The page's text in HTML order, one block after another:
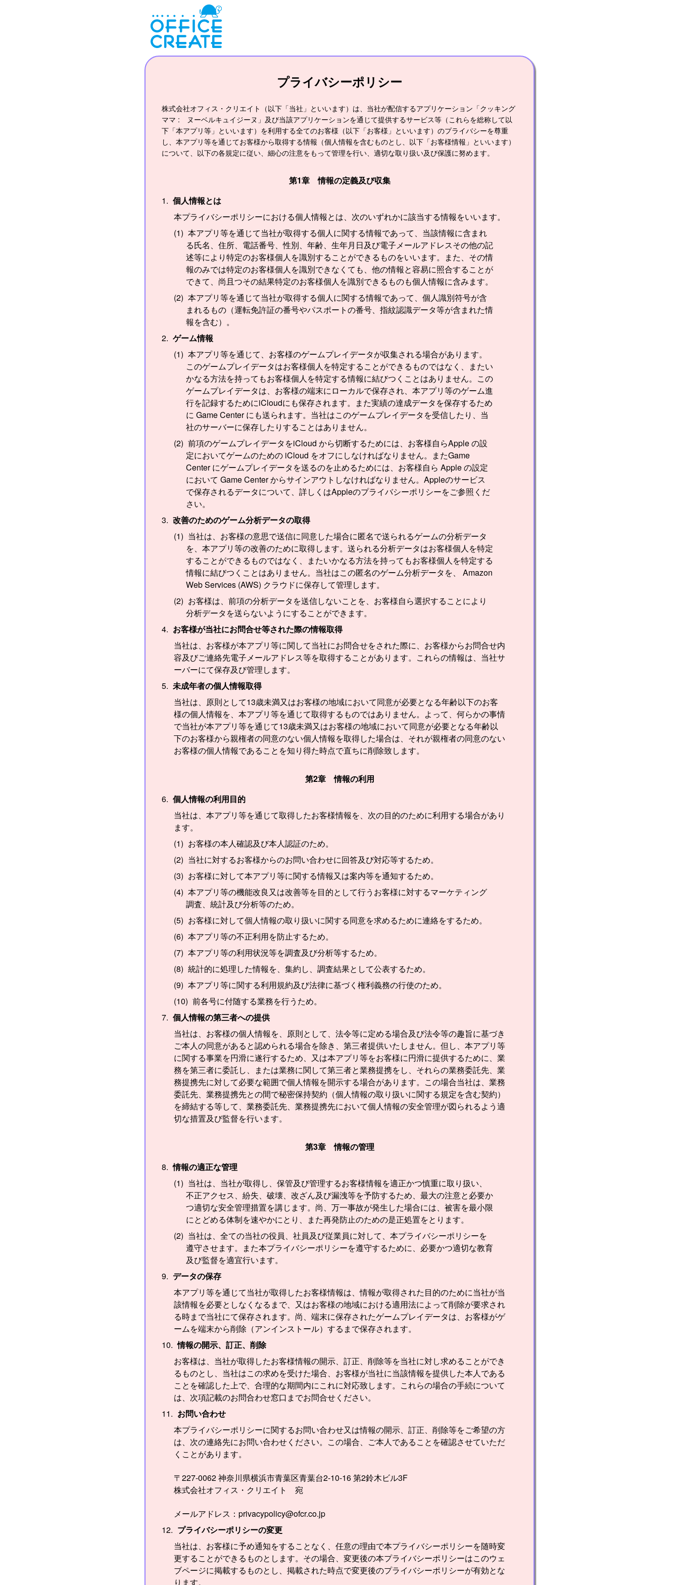
プライバシーポリシー
株式会社オフィス・クリエイト（以下「当社」といいます）は、当社が配信するアプリケーション「クッキング
ママ : ヌーベルキュイジーヌ」及び当該アプリケーションを通じて提供するサービス等（これらを総称して以
下「本アプリ等」といいます）を利用する全てのお客様（以下「お客様」といいます）のプライバシーを尊重
し、本アプリ等を通じてお客様から取得する情報（個人情報を含むものとし、以下「お客様情報」といいます）
について、以下の各規定に従い、細心の注意をもって管理を行い、適切な取り扱い及び保護に努めます。
第1章 情報の定義及び収集
個人情報とは
本プライバシーポリシーにおける個人情報とは、次のいずれかに該当する情報をいいます。
本アプリ等を通じて当社が取得する個人に関する情報であって、当該情報に含まれ
る氏名、住所、電話番号、性別、年齢、生年月日及び電子メールアドレスその他の記
述等により特定のお客様個人を識別することができるものをいいます。また、その情
報のみでは特定のお客様個人を識別できなくても、他の情報と容易に照合することが
できて、尚且つその結果特定のお客様個人を識別できるものも個人情報に含みます。
本アプリ等を通じて当社が取得する個人に関する情報であって、個人識別符号が含
まれるもの（運転免許証の番号やパスポートの番号、指紋認識データ等が含まれた情
報を含む）。
ゲーム情報
本アプリ等を通じて、お客様のゲームプレイデータが収集される場合があります。
このゲームプレイデータはお客様個人を特定することができるものではなく、またい
かなる方法を持ってもお客様個人を特定する情報に結びつくことはありません。この
ゲームプレイデータは、お客様の端末にローカルで保存され、本アプリ等のゲーム進
行を記録するためにiCloudにも保存されます。また実績の達成データを保存するため
に Game Center にも送られます。当社はこのゲームプレイデータを受信したり、当
社のサーバーに保存したりすることはありません。
前項のゲームプレイデータをiCloud から切断するためには、お客様自らApple の設
定においてゲームのための iCloud をオフにしなければなりません。またGame
Center にゲームプレイデータを送るのを止めるためには、お客様自ら Apple の設定
において Game Center からサインアウトしなければなりません。Appleのサービス
で保存されるデータについて、詳しくはAppleのプライバシーポリシーをご参照くだ
さい。
改善のためのゲーム分析データの取得
当社は、お客様の意思で送信に同意した場合に匿名で送られるゲームの分析データ
を、本アプリ等の改善のために取得します。送られる分析データはお客様個人を特定
することができるものではなく、またいかなる方法を持ってもお客様個人を特定する
情報に結びつくことはありません。当社はこの匿名のゲーム分析データを、 Amazon
Web Services (AWS) クラウドに保存して管理します。
お客様は、前項の分析データを送信しないことを、お客様自ら選択することにより
分析データを送らないようにすることができます。
お客様が当社にお問合せ等された際の情報取得
当社は、お客様が本アプリ等に関して当社にお問合せをされた際に、お客様からお問合せ内
容及びご連絡先電子メールアドレス等を取得することがあります。これらの情報は、当社サ
ーバーにて保存及び管理します。
未成年者の個人情報取得
当社は、原則として13歳未満又はお客様の地域において同意が必要となる年齢以下のお客
様の個人情報を、本アプリ等を通じて取得するものではありません。よって、何らかの事情
で当社が本アプリ等を通じて13歳未満又はお客様の地域において同意が必要となる年齢以
下のお客様から親権者の同意のない個人情報を取得した場合は、それが親権者の同意のない
お客様の個人情報であることを知り得た時点で直ちに削除致します。
第2章 情報の利用
個人情報の利用目的
当社は、本アプリ等を通じて取得したお客様情報を、次の目的のために利用する場合があり
ます。
お客様の本人確認及び本人認証のため。
当社に対するお客様からのお問い合わせに回答及び対応等するため。
お客様に対して本アプリ等に関する情報又は案内等を通知するため。
本アプリ等の機能改良又は改善等を目的として行うお客様に対するマーケティング
調査、統計及び分析等のため。
お客様に対して個人情報の取り扱いに関する同意を求めるために連絡をするため。
本アプリ等の不正利用を防止するため。
本アプリ等の利用状況等を調査及び分析等するため。
統計的に処理した情報を、集約し、調査結果として公表するため。
本アプリ等に関する利用規約及び法律に基づく権利義務の行使のため。
前各号に付随する業務を行うため。
個人情報の第三者への提供
当社は、お客様の個人情報を、原則として、法令等に定める場合及び法令等の趣旨に基づき
ご本人の同意があると認められる場合を除き、第三者提供いたしません。但し、本アプリ等
に関する事業を円滑に遂行するため、又は本アプリ等をお客様に円滑に提供するために、業
務を第三者に委託し、または業務に関して第三者と業務提携をし、それらの業務委託先、業
務提携先に対して必要な範囲で個人情報を開示する場合があります。この場合当社は、業務
委託先、業務提携先との間で秘密保持契約（個人情報の取り扱いに関する規定を含む契約）
を締結する等して、業務委託先、業務提携先において個人情報の安全管理が図られるよう適
切な措置及び監督を行います。
第3章 情報の管理
情報の適正な管理
当社は、当社が取得し、保管及び管理するお客様情報を適正かつ慎重に取り扱い、
不正アクセス、紛失、破壊、改ざん及び漏洩等を予防するため、最大の注意と必要か
つ適切な安全管理措置を講じます。尚、万一事故が発生した場合には、被害を最小限
にとどめる体制を速やかにとり、また再発防止のための是正処置をとります。
当社は、全ての当社の役員、社員及び従業員に対して、本プライバシーポリシーを
遵守させます。また本プライバシーポリシーを遵守するために、必要かつ適切な教育
及び監督を適宜行います。
データの保存
本アプリ等を通じて当社が取得したお客様情報は、情報が取得された目的のために当社が当
該情報を必要としなくなるまで、又はお客様の地域における適用法によって削除が要求され
る時まで当社にて保存されます。尚、端末に保存されたゲームプレイデータは、お客様がゲ
ームを端末から削除（アンインストール）するまで保存されます。
情報の開示、訂正、削除
お客様は、当社が取得したお客様情報の開示、訂正、削除等を当社に対し求めることができ
るものとし、当社はこの求めを受けた場合、お客様が当社に当該情報を提供した本人である
ことを確認した上で、合理的な期間内にこれに対応致します。これらの場合の手続について
は、次項記載のお問合わせ窓口までお問合せください。
お問い合わせ
本プライバシーポリシーに関するお問い合わせ又は情報の開示、訂正、削除等をご希望の方
は、次の連絡先にお問い合わせください。この場合、ご本人であることを確認させていただ
くことがあります。
〒227-0062 神奈川県横浜市青葉区青葉台2-10-16 第2鈴木ビル3F
株式会社オフィス・クリエイト 宛
メールアドレス：privacypolicy@ofcr.co.jp
プライバシーポリシーの変更
当社は、お客様に予め通知をすることなく、任意の理由で本プライバシーポリシーを随時変
更することができるものとします。その場合、変更後の本プライバシーポリシーはこのウェ
ブページに掲載するものとし、掲載された時点で変更後のプライバシーポリシーが有効とな
ります。